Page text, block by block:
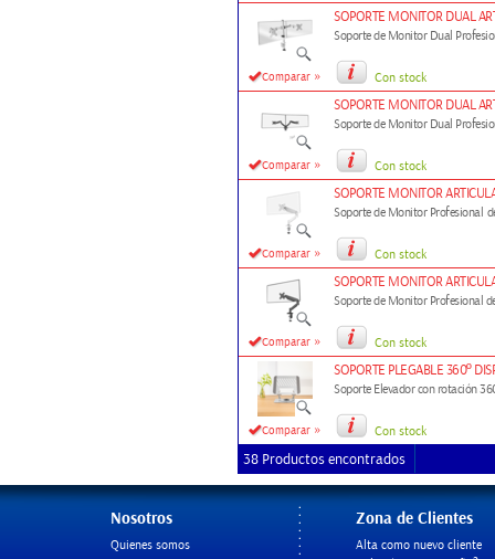
Comparar »
SOPORTE MONITOR DUAL
Soporte de Monitor Dual
Con stock
Comparar »
SOPORTE MONITOR DUAL
Soporte de Monitor Dual
Con stock
Comparar »
SOPORTE MONITOR
Soporte de Monitor Profesional
Con stock
Comparar »
SOPORTE MONITOR
Soporte de Monitor Profesional de
Con stock
Comparar »
SOPORTE PLEGABLE 360º
Soporte Elevador con rotación
Con stock
38 Productos encontrados
Nosotros
Quienes somos
Zona de Clientes
Alta como nuevo cliente